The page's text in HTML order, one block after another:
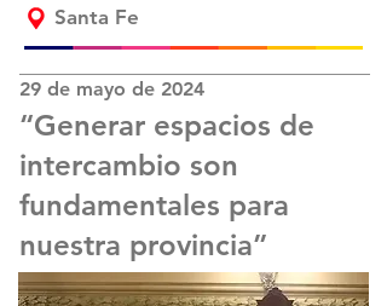
Santa Fe
29 de mayo de 2024
“Generar espacios de
intercambio son
fundamentales para
nuestra provincia”